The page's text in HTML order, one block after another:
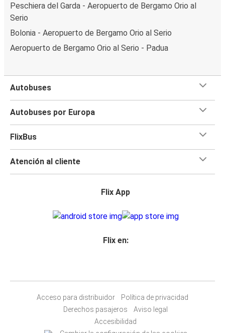
Peschiera del Garda - Aeropuerto de Bergamo Orio al
Serio
Bolonia - Aeropuerto de Bergamo Orio al Serio
Aeropuerto de Bergamo Orio al Serio - Padua
Autobuses
Autobuses por Europa
FlixBus
Atención al cliente
Flix App
Flix en:
Acceso para distribuidor
Política de privacidad
Derechos pasajeros
Aviso legal
Accesibilidad